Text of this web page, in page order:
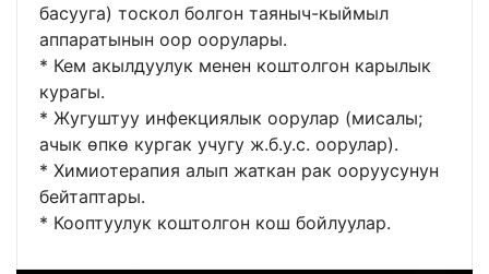
басууга) тоскол болгон таяныч-кыймыл
аппаратынын оор оорулары.
* Кем акылдуулук менен коштолгон карылык
курагы.
* Жугуштуу инфекциялык оорулар (мисалы;
ачык өпкө кургак учугу ж.б.у.с. оорулар).
* Химиотерапия алып жаткан рак ооруусунун
бейтаптары.
* Кооптуулук коштолгон кош бойлуулар.